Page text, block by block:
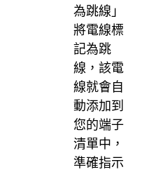
為跳線」
將電線標
記為跳
線，該電
線就會自
動添加到
您的端子
清單中，
準確指示